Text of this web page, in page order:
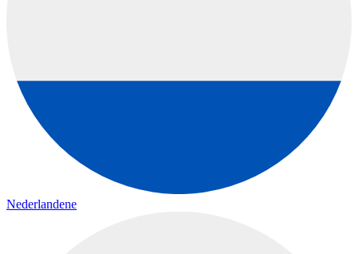
Nederlandene